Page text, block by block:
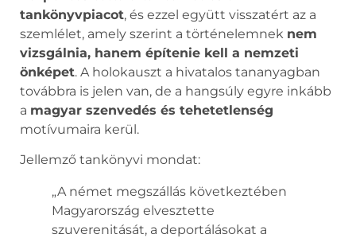
tankönyvpiacot, és ezzel együtt visszatért az a
szemlélet, amely szerint a történelemnek nem
vizsgálnia, hanem építenie kell a nemzeti
önképet. A holokauszt a hivatalos tananyagban
továbbra is jelen van, de a hangsúly egyre inkább
a magyar szenvedés és tehetetlenség
motívumaira kerül.
Jellemző tankönyvi mondat:
„A német megszállás következtében
Magyarország elvesztette
szuverenitását, a deportálásokat a